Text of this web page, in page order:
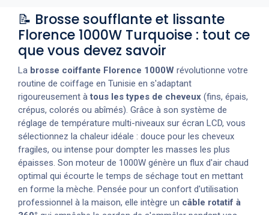
📝 Brosse soufflante et lissante
Florence 1000W Turquoise : tout ce
que vous devez savoir
La brosse coiffante Florence 1000W révolutionne votre
routine de coiffage en Tunisie en s'adaptant
rigoureusement àtous les types de cheveux (fins, épais,
crépus, colorés ou abîmés). Grâce à son système de
réglage de température multi-niveaux sur écran LCD, vous
sélectionnez la chaleur idéale : douce pour les cheveux
fragiles, ou intense pour dompter les masses les plus
épaisses. Son moteur de 1000W génère un flux d'air chaud
optimal qui écourte le temps de séchage tout en mettant
en forme la mèche. Pensée pour un confort d'utilisation
professionnel à la maison, elle intègre un câble rotatif à